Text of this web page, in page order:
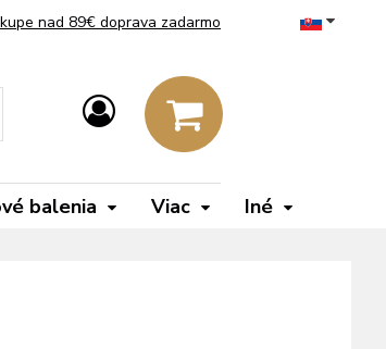
nad 89€ doprava zadarmo
balenia Viac Iné